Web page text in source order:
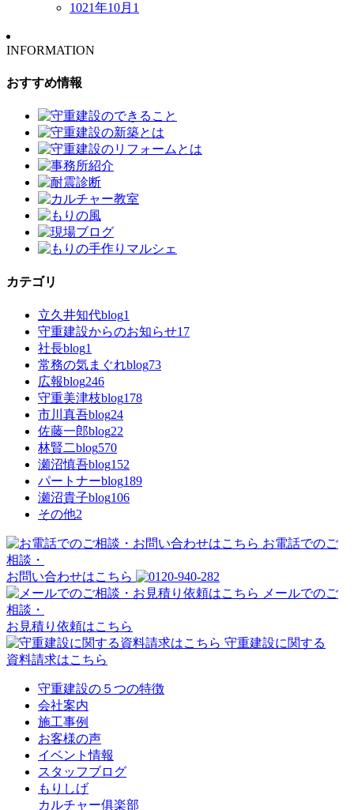
1021年10月 1
INFORMATION
おすすめ情報
カテゴリ
立久井知代blog1
守重建設からのお知らせ17
社長blog1
常務の気まぐれblog73
広報blog246
守重美津枝blog178
市川真吾blog24
佐藤一郎blog22
林賢二blog570
瀬沼慎吾blog152
パートナーblog189
瀬沼貴子blog106
その他2
お電話でのご
相談・
お問い合わせはこちら
メールでのご
相談・
お見積り依頼はこちら
守重建設に関する
資料請求はこちら
守重建設の５つの特徴
会社案内
施工事例
お客様の声
イベント情報
スタッフブログ
もりしげ
カルチャー俱楽部